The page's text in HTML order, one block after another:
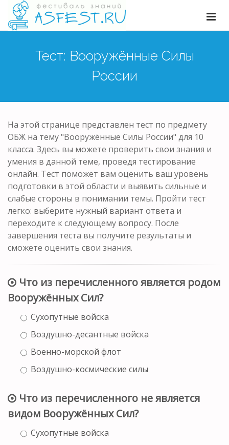
Тест: Вооружённые Силы
России
На этой странице представлен тест по предмету
ОБЖ на тему "Вооружённые Силы России" для 10
класса. Здесь вы можете проверить свои знания и
умения в данной теме, проведя тестирование
онлайн. Тест поможет вам оценить ваш уровень
подготовки в этой области и выявить сильные и
слабые стороны в понимании темы. Пройти тест
легко: выберите нужный вариант ответа и
переходите к следующему вопросу. После
завершения теста вы получите результаты и
сможете оценить свои знания.
Что из перечисленного является родом
Вооружённых Сил?
Сухопутные войска
Воздушно-десантные войска
Военно-морской флот
Воздушно-космические силы
Что из перечисленного не является
видом Вооружённых Сил?
Сухопутные войска